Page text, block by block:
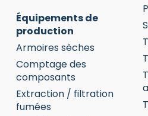
Équipements de
production
Armoires sèches
Comptage des
composants
Extraction / filtration
fumées